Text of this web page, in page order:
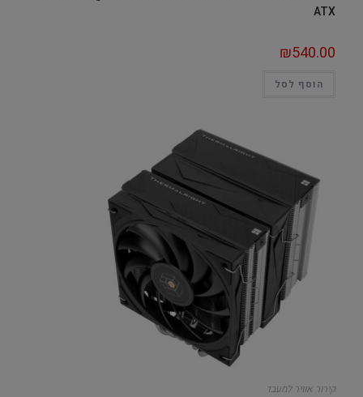
ATX
₪540.00
הוסף לסל
קירור אוויר למעבד